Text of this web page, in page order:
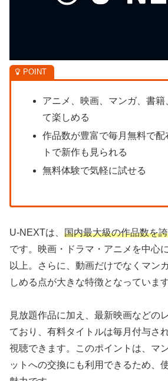
アニメ、映画、マンガ、書籍
て楽しめる
作品数が豊富で毎月無料で配
トで新作も見られる
無料体験で気軽に試せる
U-NEXTは、 国内最大級の作品数を
です。映画・ドラマ・アニメを中心
以上。さらに、動画だけでなくマン
しめる点が大きな特徴となっています
見放題作品に加え、最新映画などの
ており、有料タイトルは毎月付与さ
視聴できます。このポイントは、マ
ットへの交換にも利用できるため、